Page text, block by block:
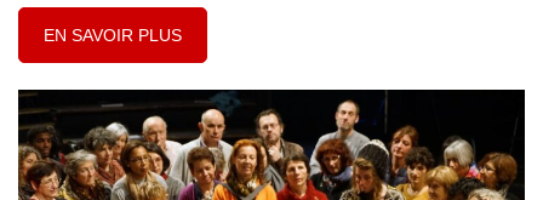
EN SAVOIR PLUS